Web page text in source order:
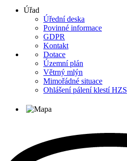
Úřad
Úřední deska
Povinné informace
GDPR
Kontakt
Dotace
Územní plán
Větrný mlýn
Mimořádné situace
Ohlášení pálení klestí HZS